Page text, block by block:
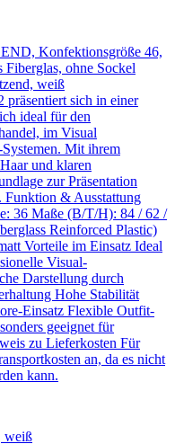
weiß
sich in einer
ideal für den
im Visual
Mit ihrem
und klaren
zur Präsentation
Funktion & Ausstattung
36 Maße (B/T/H): 84 / 62 /
Reinforced Plastic)
Vorteile im Einsatz Ideal
Visual-
Darstellung durch
Hohe Stabilität
Einsatz Flexible Outfit-
geeignet für
zu Lieferkosten Für
an, da es nicht
kann.